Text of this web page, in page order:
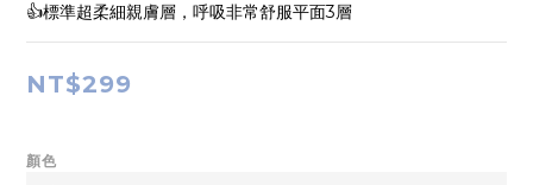
👍標準超柔細親膚層，呼吸非常舒服平面3層
NT$299
顏色